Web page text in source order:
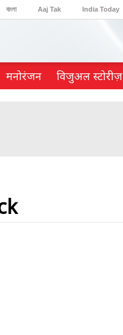
বাংলা Aaj Tak India Today
मनोरंजन विजुअल स्टोरीज़